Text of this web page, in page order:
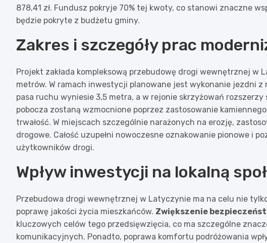
878,41 zł. Fundusz pokryje 70% tej kwoty, co stanowi znaczne
będzie pokryte z budżetu gminy.
Zakres i szczegóły prac
Projekt zakłada kompleksową przebudowę drogi wewnętrznej w
metrów. W ramach inwestycji planowane jest wykonanie jezdni
pasa ruchu wyniesie 3,5 metra, a w rejonie skrzyżowań
pobocza zostaną wzmocnione poprzez zastosowanie
trwałość. W miejscach szczególnie narażonych na erozję,
drogowe. Całość uzupełni nowoczesne oznakowanie pionowe i
użytkowników drogi.
Wpływ inwestycji na lokalną
Przebudowa drogi wewnętrznej w Latyczynie ma na celu nie
poprawę jakości życia mieszkańców. Zwiększenie
kluczowych celów tego przedsięwzięcia, co ma szczególne
komunikacyjnych. Ponadto, poprawa komfortu podróżowania